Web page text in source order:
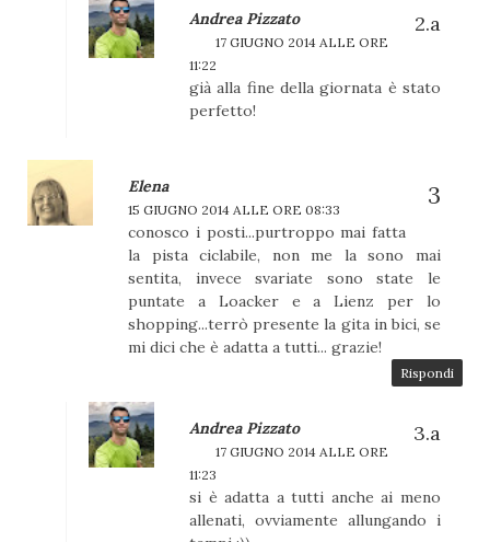
Andrea Pizzato
17 GIUGNO 2014 ALLE ORE
11:22
già alla fine della giornata è stato
perfetto!
Elena
15 GIUGNO 2014 ALLE ORE 08:33
conosco i posti...purtroppo mai fatta
la pista ciclabile, non me la sono mai
sentita, invece svariate sono state le
puntate a Loacker e a Lienz per lo
shopping...terrò presente la gita in bici, se
mi dici che è adatta a tutti... grazie!
Rispondi
Andrea Pizzato
17 GIUGNO 2014 ALLE ORE
11:23
si è adatta a tutti anche ai meno
allenati, ovviamente allungando i